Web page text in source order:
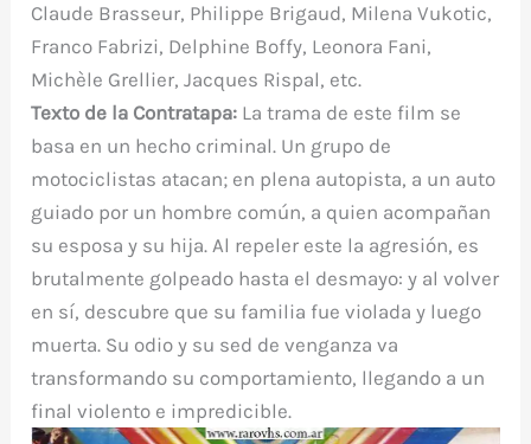
Claude Brasseur, Philippe Brigaud, Milena Vukotic,
Franco Fabrizi, Delphine Boffy, Leonora Fani,
Michèle Grellier, Jacques Rispal, etc.
Texto de la Contratapa: La trama de este film se
basa en un hecho criminal. Un grupo de
motociclistas atacan; en plena autopista, a un auto
guiado por un hombre común, a quien acompañan
su esposa y su hija. Al repeler este la agresión, es
brutalmente golpeado hasta el desmayo: y al volver
en sí, descubre que su familia fue violada y luego
muerta. Su odio y su sed de venganza va
transformando su comportamiento, llegando a un
final violento e impredicible.